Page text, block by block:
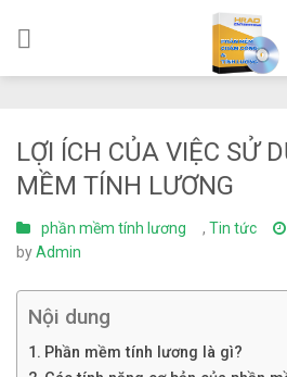
LỢI ÍCH CỦA VIỆC SỬ
MỀM TÍNH LƯƠNG
phần mềm tính lương , Tin tức
byAdmin
Nội dung
Phần mềm tính lương là gì?